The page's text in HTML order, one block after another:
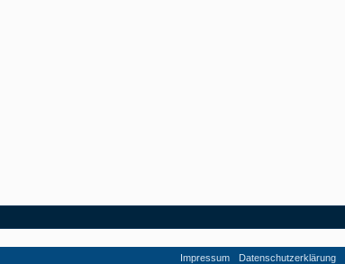
Impressum Datenschutzerklärung